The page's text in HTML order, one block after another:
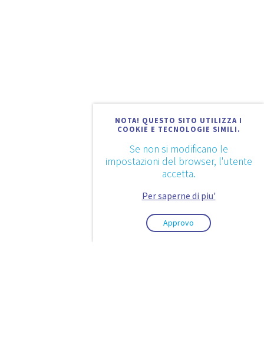
NOTA! QUESTO SITO UTILIZZA I
COOKIE E TECNOLOGIE SIMILI.
Se non si modificano le
impostazioni del browser, l'utente
accetta.
Per saperne di piu'
Approvo